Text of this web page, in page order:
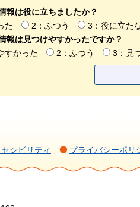
報は役に立ちましたか？
た
2：ふつう
3：役に立た
報は見つけやすかったですか？
すかった
2：ふつう 3：見
シビリティ プライバシーポリ